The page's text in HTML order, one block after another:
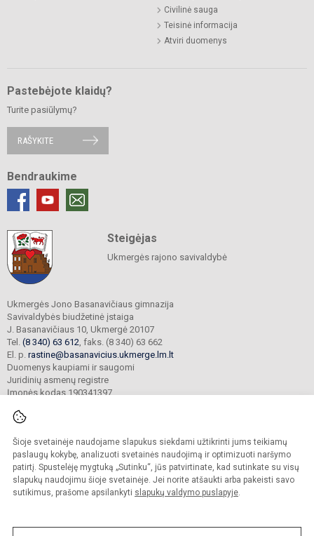
Šioje svetainėje naudojame slapukus siekdami užtikrinti jums teikiamų
paslaugų kokybę, analizuoti svetainės naudojimą ir optimizuoti naršymo
patirtį. Spustelėję mygtuką „Sutinku“, jūs patvirtinate, kad sutinkate su visų
slapukų naudojimu šioje svetainėje. Jei norite atšaukti arba pakeisti savo
sutikimus, prašome apsilankyti slapukų valdymo puslapyje.
Civilinė sauga
Teisinė informacija
Atviri duomenys
Pastebėjote klaidų?
Turite pasiūlymų?
RAŠYKITE
Bendraukime
Steigėjas
Ukmergės rajono savivaldybė
Ukmergės Jono Basanavičiaus gimnazija
Savivaldybės biudžetinė įstaiga
J. Basanavičiaus 10, Ukmergė 20107
Tel. (8 340) 63 612 , faks. (8 340) 63 662
El. p. rastine@basanavicius.ukmerge.lm.lt
Duomenys kaupiami ir saugomi
Juridinių asmenų registre
Įmonės kodas 190341397
© 2023. Ukmergės Jono Basanavičiaus gimnazija. Visos teisės saugomos.
Kopijuoti turinį be raštiško gimnazijos sutikimo griežtai draudžiama.
Prieinamumo paraiška Slapukų politika
Sumanus būdas atnaujinti